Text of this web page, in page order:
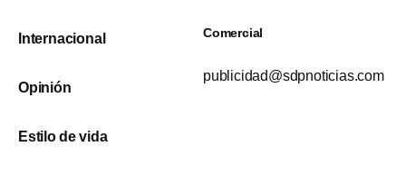
Internacional
Opinión
Estilo de vida
Comercial
publicidad@sdpnoticias.com